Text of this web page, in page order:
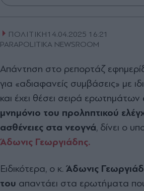
ΠΟΛΙΤΙΚΗ14.04.2025 16:21
PARAPOLITIKA NEWSROOM
Απάντηση στο ρεπορτάζ
για «αδιαφανείς συμβάσεις» με
και έχει θέσει σειρά ερωτημάτων
μνημόνιο του προληπτικού
ασθένειες στα νεογνά, δίνει ο
Άδωνις Γεωργιάδης.
Ειδικότερα, ο κ. Άδωνις
του απαντάει στα ερωτήματα